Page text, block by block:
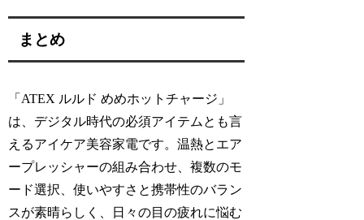
まとめ
「ATEX ルルド めめホットチャージ」
は、デジタル時代の必須アイテムとも言
えるアイケア美容家電です。温熱とエア
ープレッシャーの組み合わせ、複数のモ
ード選択、使いやすさと携帯性のバラン
スが素晴らしく、日々の目の疲れに悩む